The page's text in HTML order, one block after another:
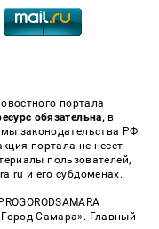
портала
обязательна, в
законодательства РФ
портала не несет
пользователей,
и его субдоменах.
Самара». Главный